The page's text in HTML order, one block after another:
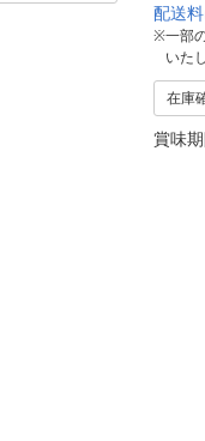
配送
※一部
いた
在庫
賞味